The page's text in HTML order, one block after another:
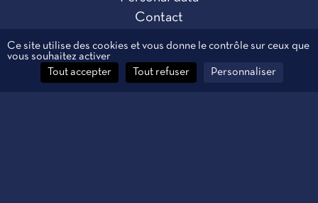
Contact
Ce site utilise des cookies et vous donne le contrôle sur ceux que
vous souhaitez activer
Tout accepter
Tout refuser Personnaliser